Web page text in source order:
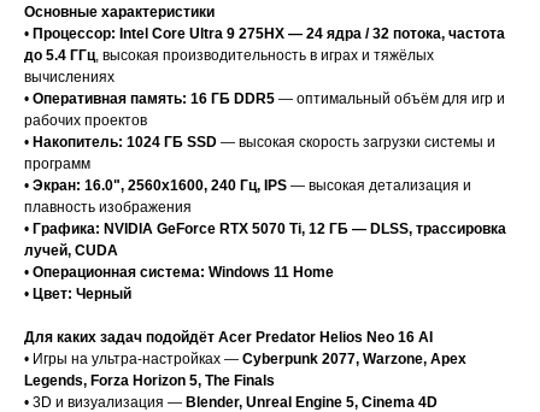
Основные характеристики
• Процессор: Intel Core Ultra 9 275HX — 24 ядра / 32 потока, частота
до 5.4 ГГц, высокая производительность в играх и тяжёлых
вычислениях
• Оперативная память: 16 ГБ DDR5 — оптимальный объём для игр и
рабочих проектов
• Накопитель: 1024 ГБ SSD — высокая скорость загрузки системы и
программ
• Экран: 16.0", 2560x1600, 240 Гц, IPS — высокая детализация и
плавность изображения
• Графика: NVIDIA GeForce RTX 5070 Ti, 12 ГБ — DLSS, трассировка
лучей, CUDA
• Операционная система: Windows 11 Home
• Цвет: Черный
Для каких задач подойдёт Acer Predator Helios Neo 16 AI
• Игры на ультра-настройках — Cyberpunk 2077, Warzone, Apex
Legends, Forza Horizon 5, The Finals
• 3D и визуализация — Blender, Unreal Engine 5, Cinema 4D